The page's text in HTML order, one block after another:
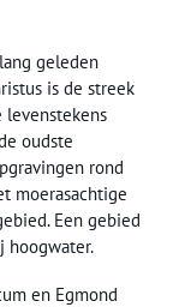
geleden
is de streek
levenstekens
oudste
rond
moerasachtige
Een gebied
hoogwater.
en Egmond